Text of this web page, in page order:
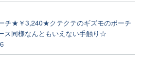
チ★￥3,240★クテクテのギズモのポーチ
ス同様なんともいえない手触り☆